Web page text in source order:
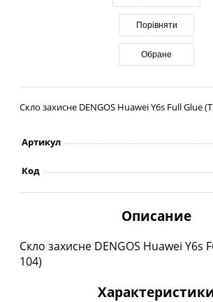
Порівняти
Обране
Скло захисне DENGOS Huawei Y6s Full Glue
Артикул
Код
Описание
Скло захисне DENGOS Huawei Y6s
104)